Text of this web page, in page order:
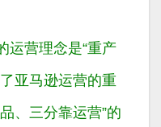
运营理念是“重产
亚马逊运营的重
、三分靠运营”的